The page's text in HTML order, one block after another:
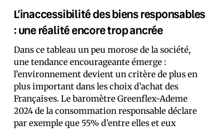
L’inaccessibilité des biens responsables
: une réalité encore trop ancrée
Dans ce tableau un peu morose de la société,
une tendance encourageante émerge :
l’environnement devient un critère de plus en
plus important dans les choix d’achat des
Français·es. Le baromètre Greenflex-Ademe
2024 de la consommation responsable déclare
par exemple que 55% d’entre elles et eux